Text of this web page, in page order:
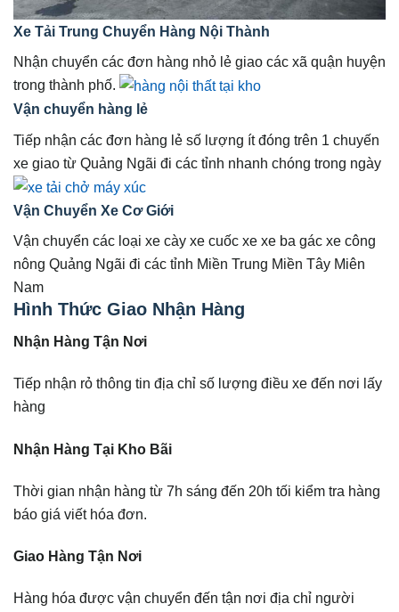
Xe Tải Trung Chuyển Hàng Nội Thành
Nhận chuyển các đơn hàng nhỏ lẻ giao các xã quận huyện
trong thành phố.
Vận chuyển hàng lẻ
Tiếp nhận các đơn hàng lẻ số lượng ít đóng trên 1 chuyến
xe giao từ Quảng Ngãi đi các tỉnh nhanh chóng trong ngày
Vận Chuyển Xe Cơ Giới
Vận chuyển các loại xe cày xe cuốc xe xe ba gác xe công
nông Quảng Ngãi đi các tỉnh Miền Trung Miền Tây Miên
Nam
Hình Thức Giao Nhận Hàng
Nhận Hàng Tận Nơi
Tiếp nhận rỏ thông tin địa chỉ số lượng điều xe đến nơi lấy
hàng
Nhận Hàng Tại Kho Bãi
Thời gian nhận hàng từ 7h sáng đến 20h tối kiểm tra hàng
báo giá viết hóa đơn.
Giao Hàng Tận Nơi
Hàng hóa được vận chuyển đến tận nơi địa chỉ người